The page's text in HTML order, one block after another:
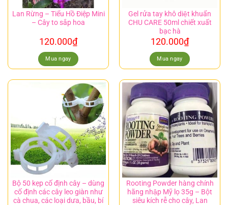
Lan Rừng – Tiểu Hồ Điệp Mini
– Cây to sắp hoa
120.000₫
Mua ngay
Gel rửa tay khô diệt khuẩn
CHU CARE 50ml chiết xuất
bạc hà
120.000₫
Mua ngay
Bộ 50 kẹp cố định cây – dùng
cố định các cây leo giàn như
cà chua, các loại dưa, bầu, bí
Rooting Powder hàng chính
hãng nhập Mỹ lọ 35g – Bột
siêu kích rễ cho cây, Lan